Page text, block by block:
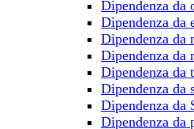
Dipendenza da
Dipendenza da
Dipendenza da
Dipendenza da
Dipendenza da
Dipendenza da
Dipendenza da
Dipendenza da